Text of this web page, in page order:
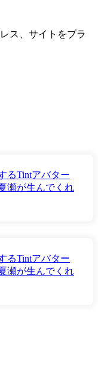
ス、サイトをブラ
るTintアバター
瀬が生んでくれ
るTintアバター
瀬が生んでくれ